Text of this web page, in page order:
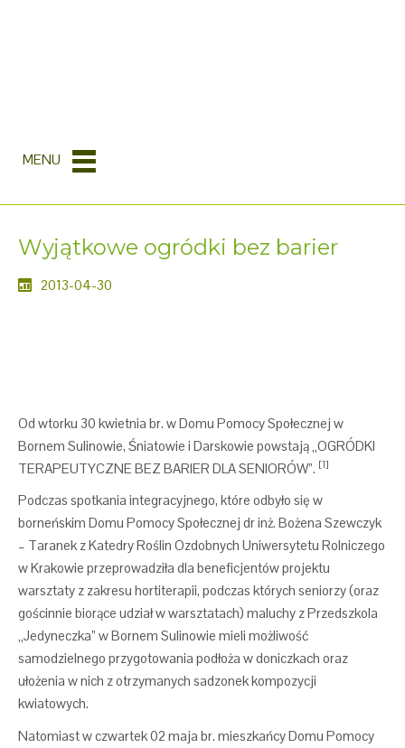
MENU
Wyjątkowe ogródki bez barier
2013-04-30
Od wtorku 30 kwietnia br. w Domu Pomocy Społecznej w
Bornem Sulinowie, Śniatowie i Darskowie powstają „OGRÓDKI
TERAPEUTYCZNE BEZ BARIER DLA SENIORÓW”. [1]
Podczas spotkania integracyjnego, które odbyło się w
borneńskim Domu Pomocy Społecznej dr inż. Bożena Szewczyk
– Taranek z Katedry Roślin Ozdobnych Uniwersytetu Rolniczego
w Krakowie przeprowadziła dla beneficjentów projektu
warsztaty z zakresu hortiterapii, podczas których seniorzy (oraz
gościnnie biorące udział w warsztatach) maluchy z Przedszkola
„Jedyneczka” w Bornem Sulinowie mieli możliwość
samodzielnego przygotowania podłoża w doniczkach oraz
ułożenia w nich z otrzymanych sadzonek kompozycji
kwiatowych.
Natomiast w czwartek 02 maja br. mieszkańcy Domu Pomocy